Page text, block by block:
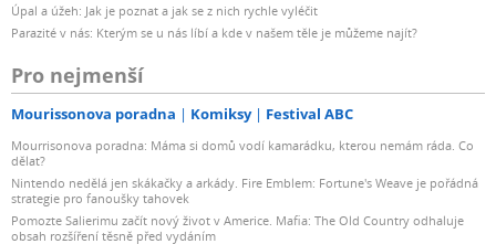
Úpal a úžeh: Jak je poznat a jak se z nich rychle vyléčit
Parazité v nás: Kterým se u nás líbí a kde v našem těle je můžeme najít?
Pro nejmenší
Mourissonova poradna Komiksy Festival ABC
Mourrisonova poradna: Máma si domů vodí kamarádku, kterou nemám ráda. Co
dělat?
Nintendo nedělá jen skákačky a arkády. Fire Emblem: Fortune's Weave je pořádná
strategie pro fanoušky tahovek
Pomozte Salierimu začít nový život v Americe. Mafia: The Old Country odhaluje
obsah rozšíření těsně před vydáním